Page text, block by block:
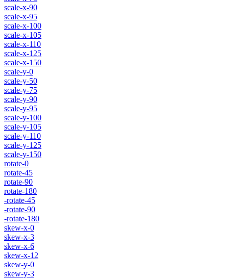
scale-x-90
scale-x-95
scale-x-100
scale-x-105
scale-x-110
scale-x-125
scale-x-150
scale-y-0
scale-y-50
scale-y-75
scale-y-90
scale-y-95
scale-y-100
scale-y-105
scale-y-110
scale-y-125
scale-y-150
rotate-0
rotate-45
rotate-90
rotate-180
-rotate-45
-rotate-90
-rotate-180
skew-x-0
skew-x-3
skew-x-6
skew-x-12
skew-y-0
skew-y-3